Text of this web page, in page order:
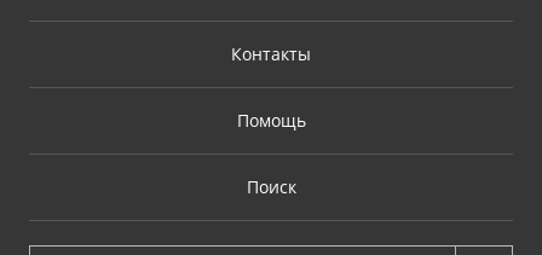
Контакты
Помощь
Поиск